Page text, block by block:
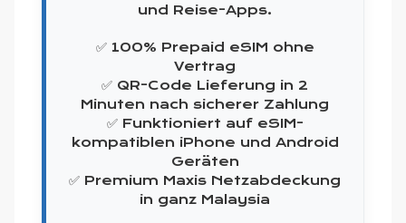
und Reise-Apps.
✅ 100% Prepaid eSIM ohne
Vertrag
✅ QR-Code Lieferung in 2
Minuten nach sicherer Zahlung
✅ Funktioniert auf eSIM-
kompatiblen iPhone und Android
Geräten
✅ Premium Maxis Netzabdeckung
in ganz Malaysia